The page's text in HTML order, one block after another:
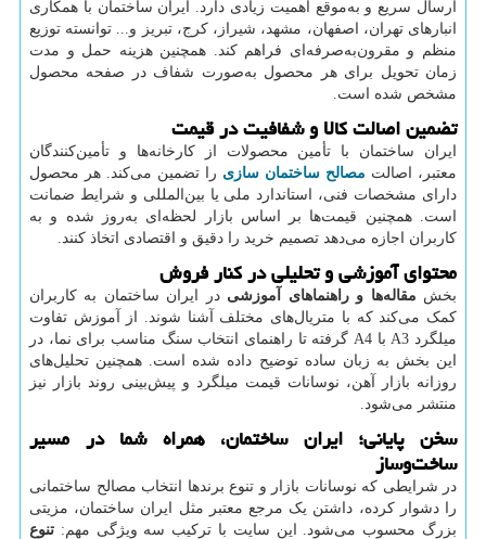
ارسال سریع و به‌موقع اهمیت زیادی دارد. ایران ساختمان با همکاری
انبارهای تهران، اصفهان، مشهد، شیراز، کرج، تبریز و... توانسته توزیع
منظم و مقرون‌به‌صرفه‌ای فراهم کند. همچنین هزینه حمل و مدت
زمان تحویل برای هر محصول به‌صورت شفاف در صفحه محصول
مشخص شده است.
تضمین اصالت کالا و شفافیت در قیمت
ایران ساختمان با تأمین محصولات از کارخانه‌ها و تأمین‌کنندگان
معتبر، اصالت مصالح ساختمان سازی را تضمین می‌کند. هر محصول
دارای مشخصات فنی، استاندارد ملی یا بین‌المللی و شرایط ضمانت
است. همچنین قیمت‌ها بر اساس بازار لحظه‌ای به‌روز شده و به
کاربران اجازه می‌دهد تصمیم خرید را دقیق و اقتصادی اتخاذ کنند.
محتوای آموزشی و تحلیلی در کنار فروش
بخش مقاله‌ها و راهنماهای آموزشی در ایران ساختمان به کاربران
کمک می‌کند که با متریال‌های مختلف آشنا شوند. از آموزش تفاوت
میلگرد A3 با A4 گرفته تا راهنمای انتخاب سنگ مناسب برای نما، در
این بخش به زبان ساده توضیح داده شده است. همچنین تحلیل‌های
روزانه بازار آهن، نوسانات قیمت میلگرد و پیش‌بینی روند بازار نیز
منتشر می‌شود.
سخن پایانی؛ ایران ساختمان، همراه شما در مسیر
ساخت‌وساز
در شرایطی که نوسانات بازار و تنوع برندها انتخاب مصالح ساختمانی
را دشوار کرده، داشتن یک مرجع معتبر مثل ایران ساختمان، مزیتی
بزرگ محسوب می‌شود. این سایت با ترکیب سه ویژگی مهم: تنوع